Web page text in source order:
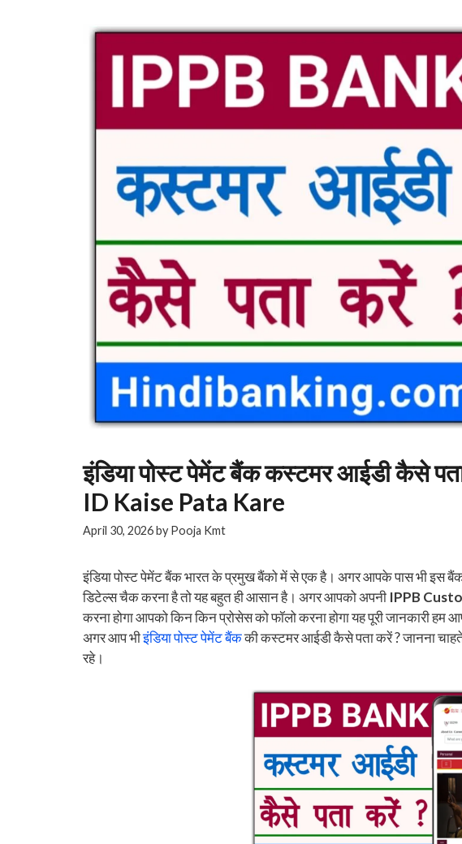
इंडिया पोस्ट पेमेंट बैंक कस्टमर आईडी कैसे
ID Kaise Pata Kare
April 30, 2026 by Pooja Kmt
इंडिया पोस्ट पेमेंट बैंक भारत के प्रमुख बैंको में से एक है। अगर आपके पास भी
डिटेल्स चैक करना है तो यह बहुत ही आसान है। अगर आपको अपनी IPPB
करना होगा आपको किन किन प्रोसेस को फॉलो करना होगा यह पूरी जानकारी हम
अगर आप भीइंडिया पोस्ट पेमेंट बैंककी कस्टमर आईडी कैसे पता करें ? जानना
रहे।